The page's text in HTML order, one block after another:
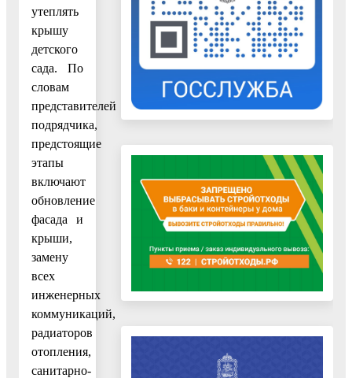
утеплять
крышу
детского
сада. По
словам
представителей
подрядчика,
предстоящие
этапы
включают
обновление
фасада и
крыши,
замену
всех
инженерных
коммуникаций,
радиаторов
отопления,
санитарно-